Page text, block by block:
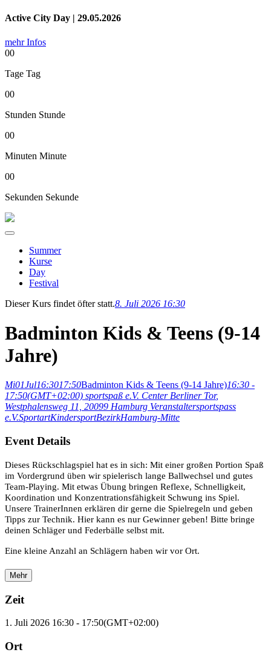
Active City Day | 29.05.2026
mehr Infos
00
Tage Tag
00
Stunden Stunde
00
Minuten Minute
00
Sekunden Sekunde
Summer
Kurse
Day
Festival
Dieser Kurs findet öfter statt.8. Juli 2026 16:30
Badminton Kids & Teens (9-14
Jahre)
Mi01Jul16:3017:50Badminton Kids & Teens (9-14 Jahre)16:30 -
17:50(GMT+02:00) sportspaß e.V. Center Berliner Tor,
Westphalensweg 11, 20099 Hamburg Veranstaltersportspass
e.V.SportartKindersportBezirkHamburg-Mitte
Event Details
Dieses Rückschlagspiel hat es in sich: Mit einer großen Portion Spaß
im Vordergrund üben wir spielerisch lange Ballwechsel und gutes
Team-Playing. Mit etwas Übung bringen Reflexe, Schnelligkeit,
Koordination und Konzentrationsfähigkeit Schwung ins Spiel.
Unsere TrainerInnen erklären dir gerne die Spielregeln und geben
Tipps zur Technik. Hier kann es nur Gewinner geben! Bitte bringe
deinen Schläger und Federbälle selbst mit.
Eine kleine Anzahl an Schlägern haben wir vor Ort.
Mehr
Zeit
1. Juli 2026 16:30 - 17:50(GMT+02:00)
Ort